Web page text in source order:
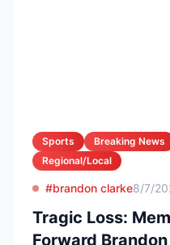
Sports Breaking News
Regional/Local
#brandon clarke8/7/
Tragic Loss:
Forward